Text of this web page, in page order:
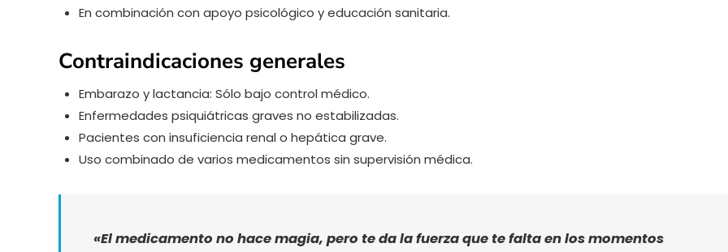
En combinación con apoyo psicológico y educación sanitaria.
Contraindicaciones generales
Embarazo y lactancia: Sólo bajo control médico.
Enfermedades psiquiátricas graves no estabilizadas.
Pacientes con insuficiencia renal o hepática grave.
Uso combinado de varios medicamentos sin supervisión médica.
«El medicamento no hace magia, pero te da la fuerza que te falta en los momentos